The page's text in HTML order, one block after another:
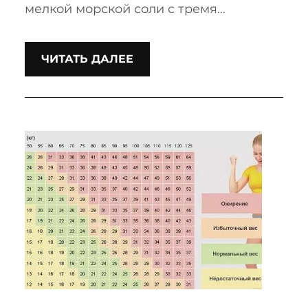
мелкой морской соли с тремя…
ЧИТАТЬ ДАЛЕЕ